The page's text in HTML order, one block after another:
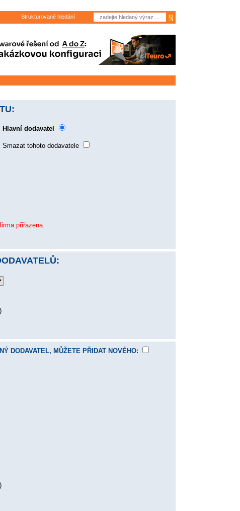
Strukturované hledání
Hlavní dodavatel
Smazat tohoto dodavatele
přiřazena.
DODAVATEL, MŮŽETE PŘIDAT NOVÉHO: